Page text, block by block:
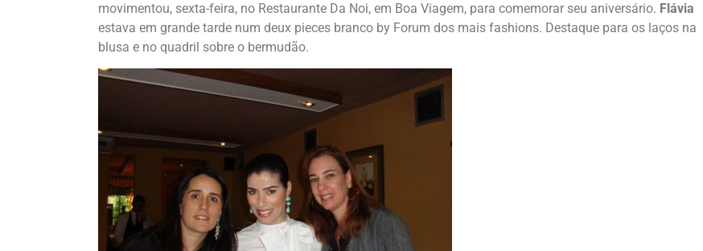
movimentou, sexta-feira, no Restaurante Da Noi, em Boa Viagem, para comemorar seu aniversário. Flávia
estava em grande tarde num deux pieces branco by Forum dos mais fashions. Destaque para os laços na
blusa e no quadril sobre o bermudão.